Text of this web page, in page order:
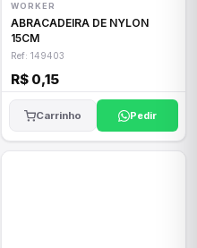
WORKER
ABRACADEIRA DE NYLON
15CM
Ref: 149403
R$ 0,15
Carrinho Pedir